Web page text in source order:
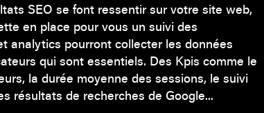
SEO se font ressentir sur votre site web,
en place pour vous un suivi des
analytics pourront collecter les données
qui sont essentiels. Des Kpis comme le
la durée moyenne des sessions, le suivi
résultats de recherches de Google...